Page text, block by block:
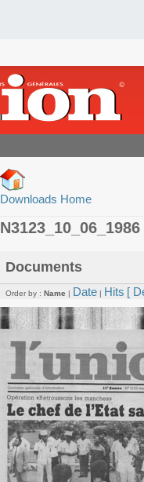
Downloads Home
N3123_10_06_1986
Documents
Order by : Name | Date | Hits [